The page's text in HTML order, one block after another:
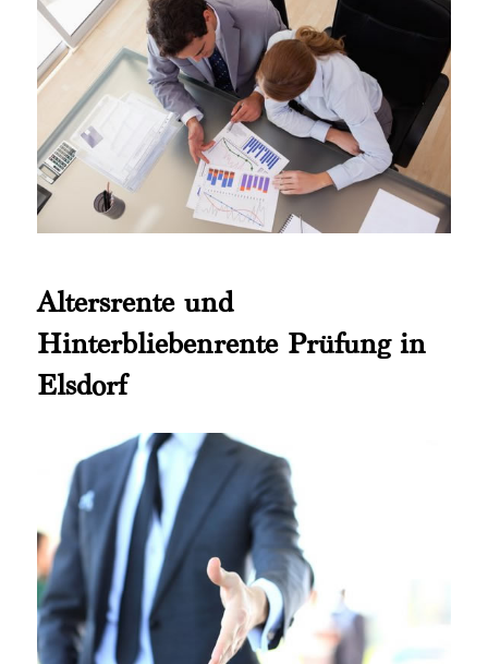
Altersrente und
Hinterbliebenrente Prüfung in
Elsdorf